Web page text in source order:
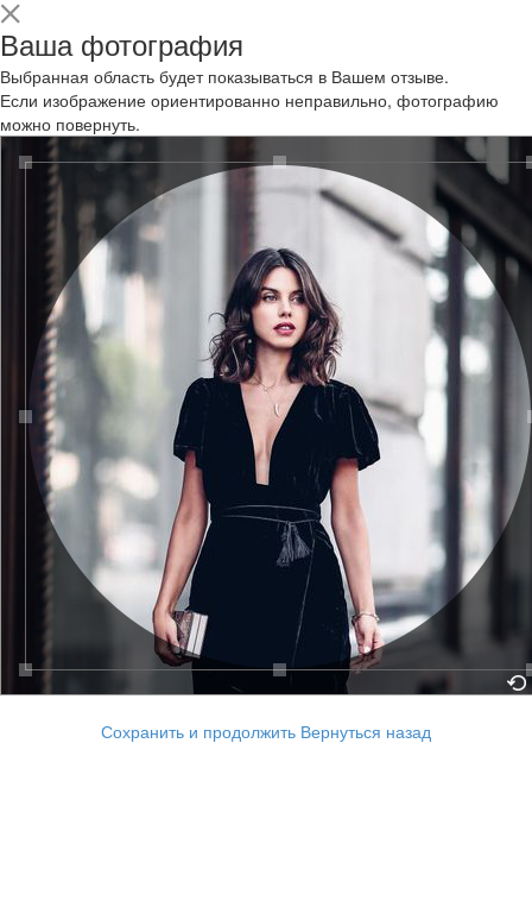
Ваша фотография
Выбранная область будет показываться в Вашем отзыве.
Если изображение ориентированно неправильно, фотографию
можно повернуть.
Сохранить и продолжить Вернуться назад